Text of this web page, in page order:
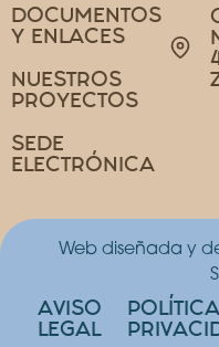
DOCUMENTOS
Y ENLACES
NUESTROS
PROYECTOS
SEDE
ELECTRÓNICA
Web diseñada y
AVISO
LEGAL